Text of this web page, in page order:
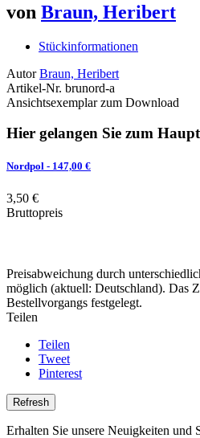
von Braun, Heribert
Stückinformationen
Autor Braun, Heribert
Artikel-Nr. brunord-a
Ansichtsexemplar zum Download
Hier gelangen Sie zum
Nordpol - 147,00 €
3,50 €
Bruttopreis
Preisabweichung durch
möglich (aktuell: Deutschland). Das
Bestellvorgangs festgelegt.
Teilen
Teilen
Tweet
Pinterest
Erhalten Sie unsere Neuigkeiten und